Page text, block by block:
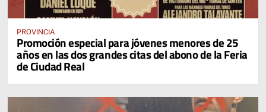
PROVINCIA
Promoción especial para jóvenes menores de 25
años en las dos grandes citas del abono de la Feria
de Ciudad Real